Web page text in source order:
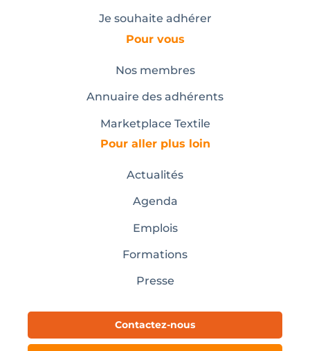
Je souhaite adhérer
Pour vous
Nos membres
Annuaire des adhérents
Marketplace Textile
Pour aller plus loin
Actualités
Agenda
Emplois
Formations
Presse
Contactez-nous